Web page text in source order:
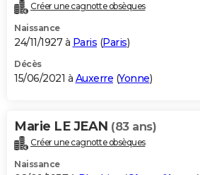
Créer une cagnotte obsèques
Naissance
24/11/1927 à Paris (Paris)
Décès
15/06/2021 à Auxerre (Yonne)
Marie LE JEAN (83 ans)
Créer une cagnotte obsèques
Naissance